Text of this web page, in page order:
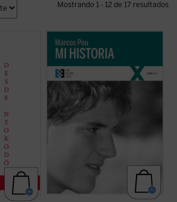
Mostrando 1 - 12 de 17 resultados
y
obra
una
de
...
«Es algo extraño hablar de 'mi historia'
puesto que lo único interesante en ella, lo
único que la salva de ser una historia
en mi vida. Por lo tanto, es más bien la
historia de lo que Cristo ha hecho ...(ver